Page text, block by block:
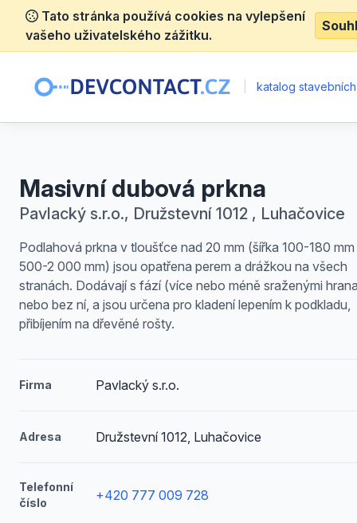
Tato stránka používá cookies na vylepšení
vašeho uživatelského zážitku.
katalog
Masivní dubová prkna
Pavlacký s.r.o., Družstevní 1012 , Luhačovice
Podlahová prkna v tloušťce nad 20 mm (šířka 100-180 mm
500-2 000 mm) jsou opatřena perem a drážkou na všech
stranách. Dodávají s fází (více nebo méně sraženými
nebo bez ní, a jsou určena pro kladení lepením k podkladu,
přibíjením na dřevěné rošty.
Firma Pavlacký s.r.o.
Adresa Družstevní 1012, Luhačovice
Telefonní
číslo
+420 777 009 728